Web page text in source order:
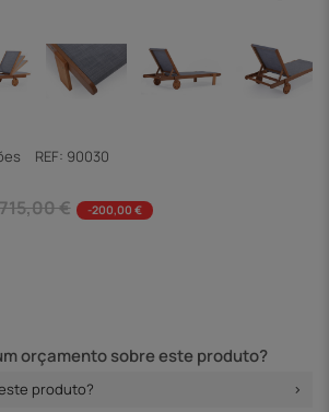
REF: 90030
715,00 €
-200,00 €
orçamento sobre este produto?
produto?